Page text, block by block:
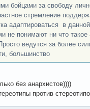
бойцами за свободу
стремление
адаптироваться в
не понимают ни что такое
ведутся за более
большинство
без анархистов))))
против